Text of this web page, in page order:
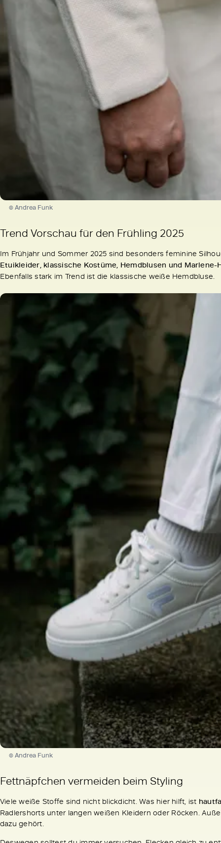
© Andrea Funk
Trend Vorschau für den Frühling 2025
Im Frühjahr und Sommer 2025 sind besonders feminine
Etuikleider, klassische Kostüme, Hemdblusen und Marlene-
Ebenfalls stark im Trend ist die klassische weiße Hemdbluse.
© Andrea Funk
Fettnäpfchen vermeiden beim Styling
Viele weiße Stoffe sind nicht blickdicht. Was hier hilft, ist
Radlershorts unter langen weißen Kleidern oder Röcken.
dazu gehört.